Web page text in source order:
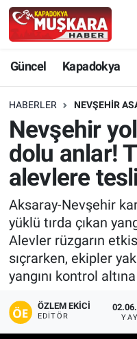
Güncel Kapadokya
HABERLER NEVŞEHIR
Nevşehir
dolu anlar!
alevlere
Aksaray-Nevşehir
yüklü tırda çıkan
Alevler rüzgarın
sıçrarken, ekipler
yangını kontrol altına
ÖZLEM EKICI
EDITÖR
Güncel
SEÇİM
Muşkara Özel
Kapadokya
Turizm
Yaşam
Nevşehir Hava
Nevşehir Trafik
Süper Lig Puan
Son Dakika
Haber Arşivi